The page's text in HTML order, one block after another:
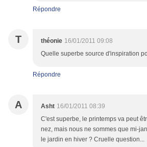
Répondre
T théonie 16/01/2011 09:08
Quelle superbe source d'inspiration
Répondre
A Asht 16/01/2011 08:39
C'est superbe, le printemps va peut
nez, mais nous ne sommes que mi-
le jardin en hiver ? Cruelle question...